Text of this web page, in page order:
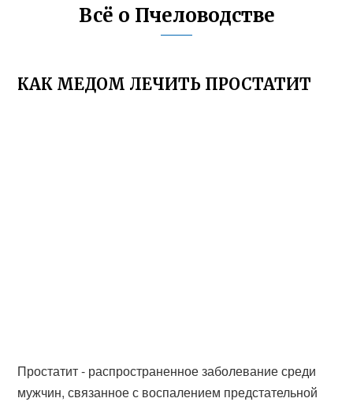
Всё о Пчеловодстве
КАК МЕДОМ ЛЕЧИТЬ ПРОСТАТИТ
Простатит - распространенное заболевание среди
мужчин, связанное с воспалением предстательной